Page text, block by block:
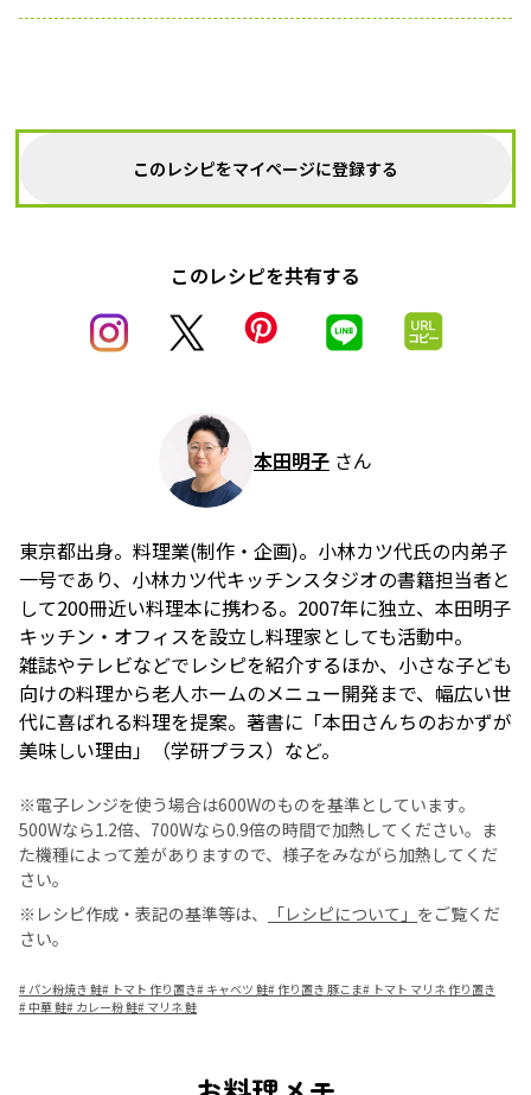
このレシピをマイページに登録する
このレシピを共有する
本田明子 さん
東京都出身。料理業(制作・企画)。小林カツ代氏の内弟子
一号であり、小林カツ代キッチンスタジオの書籍担当者と
して200冊近い料理本に携わる。2007年に独立、本田明子
キッチン・オフィスを設立し料理家としても活動中。
雑誌やテレビなどでレシピを紹介するほか、小さな子ども
向けの料理から老人ホームのメニュー開発まで、幅広い世
代に喜ばれる料理を提案。著書に「本田さんちのおかずが
美味しい理由」（学研プラス）など。
※電子レンジを使う場合は600Wのものを基準としています。
500Wなら1.2倍、700Wなら0.9倍の時間で加熱してください。ま
た機種によって差がありますので、様子をみながら加熱してくだ
さい。
※レシピ作成・表記の基準等は、
「レシピについて」 をご覧くだ
さい。
#パン粉焼き 鮭# トマト 作り置き# キャベツ 鮭#作り置き 豚こま# トマト マリネ 作り置き
#中華 鮭# カレー粉 鮭# マリネ 鮭